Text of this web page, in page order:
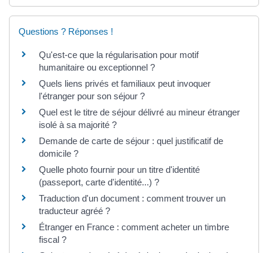
Questions ? Réponses !
Qu'est-ce que la régularisation pour motif
humanitaire ou exceptionnel ?
Quels liens privés et familiaux peut invoquer
l'étranger pour son séjour ?
Quel est le titre de séjour délivré au mineur étranger
isolé à sa majorité ?
Demande de carte de séjour : quel justificatif de
domicile ?
Quelle photo fournir pour un titre d'identité
(passeport, carte d'identité...) ?
Traduction d'un document : comment trouver un
traducteur agréé ?
Étranger en France : comment acheter un timbre
fiscal ?